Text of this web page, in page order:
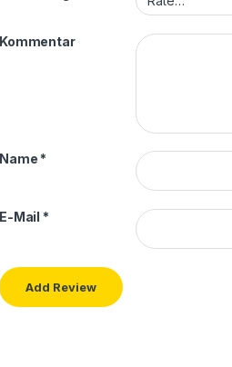
Kommentar
Name *
E-Mail *